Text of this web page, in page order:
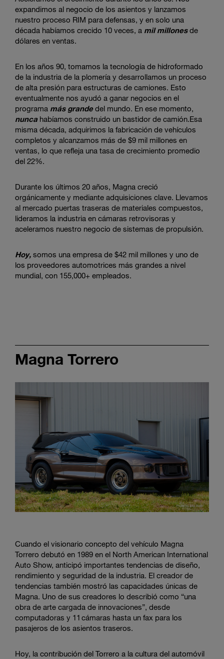
expandimos al negocio de los asientos y lanzamos
nuestro proceso RIM para defensas, y en solo una
década habíamos crecido 10 veces, a mil millonesde
dólares en ventas.
En los años 90, tomamos la tecnología de hidroformado
de la industria de la plomería y desarrollamos un proceso
de alta presión para estructuras de camiones. Esto
eventualmente nos ayudó a ganar negocios en el
programa más grandedel mundo. En ese momento,
nuncahabíamos construido un bastidor de camión.Esa
misma década, adquirimos la fabricación de vehículos
completos y alcanzamos más de $9 mil millones en
ventas, lo que refleja una tasa de crecimiento promedio
del 22%.
Durante los últimos 20 años, Magna creció
orgánicamente y mediante adquisiciones clave. Llevamos
al mercado puertas traseras de materiales compuestos,
lideramos la industria en cámaras retrovisoras y
aceleramos nuestro negocio de sistemas de propulsión.
Hoy, somos una empresa de $42 mil millones y uno de
los proveedores automotrices más grandes a nivel
mundial, con 155,000+ empleados.
Magna Torrero
Cuando el visionario concepto del vehículo Magna
Torrero debutó en 1989 en el North American International
Auto Show, anticipó importantes tendencias de diseño,
rendimiento y seguridad de la industria. El creador de
tendencias también mostró las capacidades únicas de
Magna. Uno de sus creadores lo describió como “una
obra de arte cargada de innovaciones”, desde
computadoras y 11 cámaras hasta un fax para los
pasajeros de los asientos traseros.
Hoy, la contribución del Torrero a la cultura del automóvil